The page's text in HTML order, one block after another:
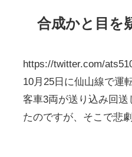
合成かと目を
https://twitter.com/
10月25日に仙山線で運
客車3両が送り込み回
たのですが、そこで悲